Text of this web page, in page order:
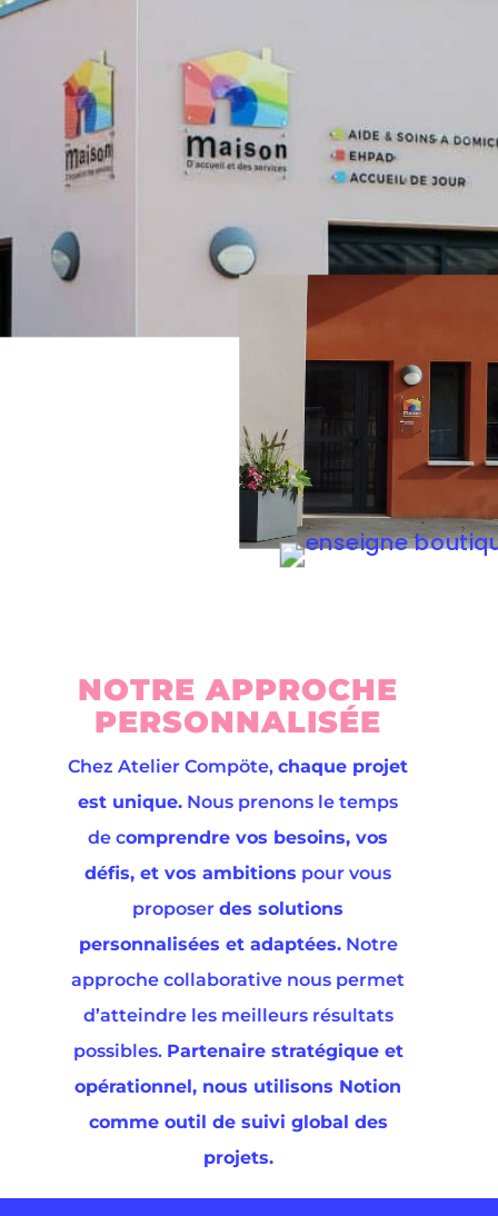
NOTRE APPROCHE
PERSONNALISÉE
Chez Atelier Compöte, chaque projet
est unique. Nous prenons le temps
de comprendre vos besoins, vos
défis, et vos ambitions pour vous
proposer des solutions
personnalisées et adaptées.Notre
approche collaborative nous permet
d’atteindre les meilleurs résultats
possibles. Partenaire stratégique et
opérationnel, nous utilisons Notion
comme outil de suivi global des
projets.